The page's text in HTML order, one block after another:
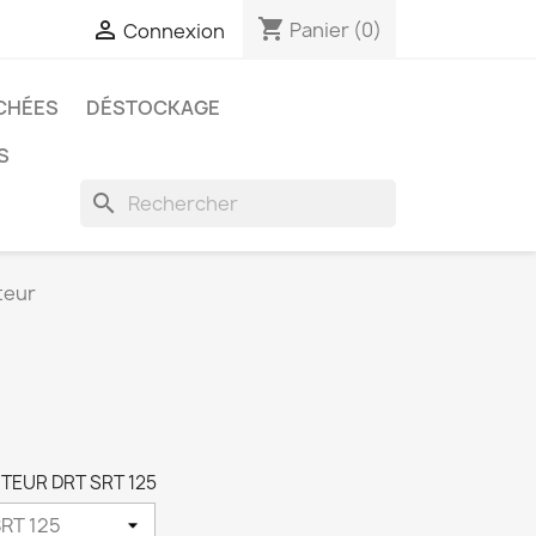
 Connexion shopping_cart Panier (0)
DÉSTOCKAGE
search
DRT SRT 125